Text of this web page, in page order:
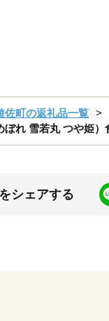
佐町の返礼品一覧
れ 雪若丸 つや姫
シェアする